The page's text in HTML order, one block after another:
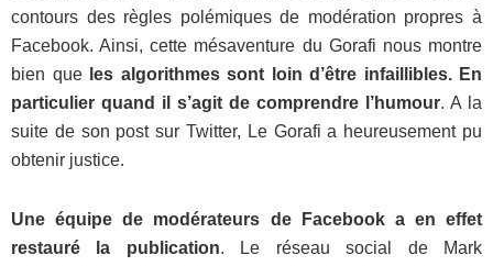
contours des règles polémiques de modération propres à
Facebook. Ainsi, cette mésaventure du Gorafi nous montre
bien que les algorithmes sont loin d’être infaillibles. En
particulier quand il s’agit de comprendre l’humour. A la
suite de son post sur Twitter, Le Gorafi a heureusement pu
obtenir justice.
Une équipe de modérateurs de Facebook a en effet
restauré la publication. Le réseau social de Mark